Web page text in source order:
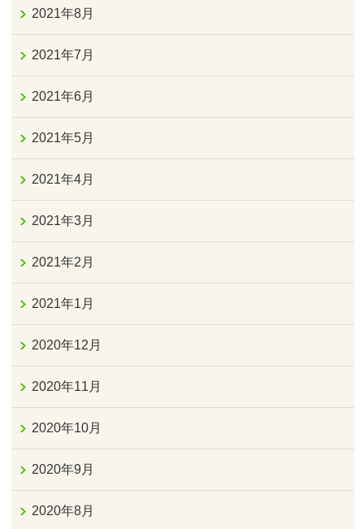
2021年8月
2021年7月
2021年6月
2021年5月
2021年4月
2021年3月
2021年2月
2021年1月
2020年12月
2020年11月
2020年10月
2020年9月
2020年8月